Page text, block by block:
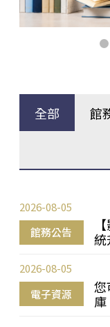
全部 館
館務公告
統
2026-08-05
電子資源
您
庫
2026-08-05